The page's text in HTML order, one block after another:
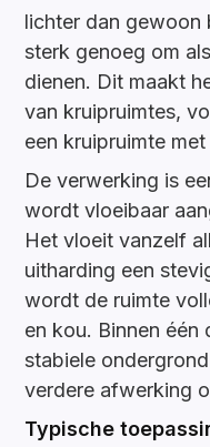
lichter dan gewoon
sterk genoeg om
dienen. Dit maakt
van kruipruimtes,
een kruipruimte met
De verwerking is
wordt vloeibaar
Het vloeit vanzelf
uitharding een
wordt de ruimte
en kou. Binnen één
stabiele
verdere afwerking
Typische